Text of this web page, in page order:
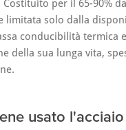
Costituito per il 65-90%
limitata solo dalla
conducibilità termica
della sua lunga vita,
usato